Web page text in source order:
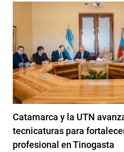
Catamarca y la UTN
tecnicaturas para
profesional en Tinogasta